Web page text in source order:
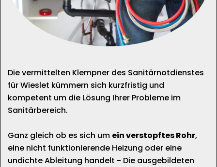
Die vermittelten Klempner des Sanitärnotdienstes
für Wieslet kümmern sich kurzfristig und
kompetent um die Lösung Ihrer Probleme im
Sanitärbereich.
Ganz gleich ob es sich um ein verstopftes Rohr,
eine nicht funktionierende Heizung oder eine
undichte Ableitung handelt - Die ausgebildeten